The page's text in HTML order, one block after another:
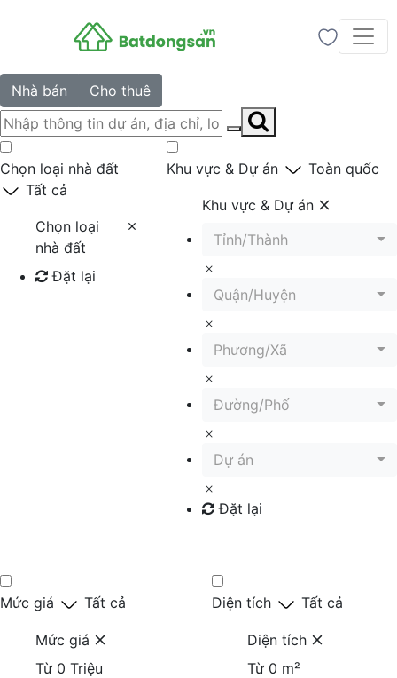
Nhà bán Cho thuê
Chọn loại nhà đất
Tất cả
Chọn loại
nhà đất
Đặt lại
Khu vực & Dự án Toàn quốc
Khu vực & Dự án
Tỉnh/Thành
Quận/Huyện
Phương/Xã
Đường/Phố
Dự án
Đặt lại
Mức giá Tất cả
Mức giá
Từ 0 Triệu
Diện tích Tất cả
Diện tích
Từ 0 m²